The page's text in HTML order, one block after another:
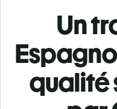
Un
qualité